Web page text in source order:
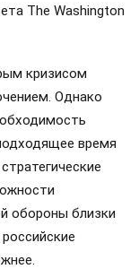
The Washington
кризисом
Однако
время
обороны близки